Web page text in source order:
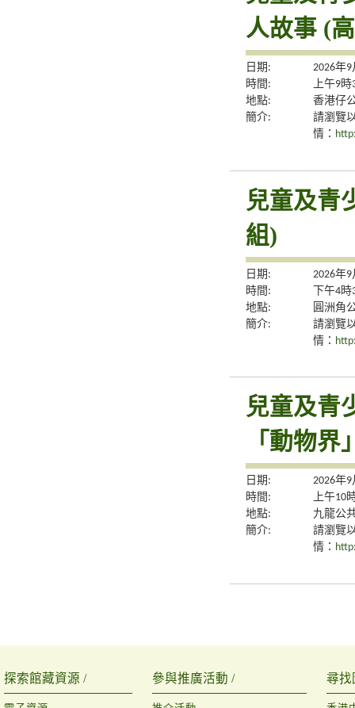
人故事 (
日期:
2026年
時間:
上午9時
地點:
香港仔
簡介:
請瀏覽
情：
兒童及青
組)
日期:
2026年
時間:
下午4
地點:
圓洲角
簡介:
請瀏覽
情：
兒童及青
「動物界
日期:
2026年
時間:
上午10
地點:
九龍公
簡介:
請瀏覽
情：
探索館藏資源 / 參與推廣活動 / 尋找